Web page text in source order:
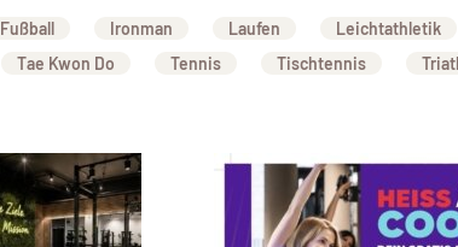
Fußball Ironman Laufen Leichtathletik
Tae Kwon Do
Tennis Tischtennis